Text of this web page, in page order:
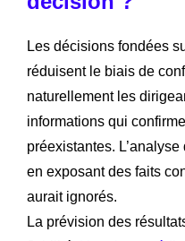
Les décisions fondées
réduisent le biais de
naturellement les
informations qui
préexistantes.
en exposant des faits
aurait ignorés.
La prévision des